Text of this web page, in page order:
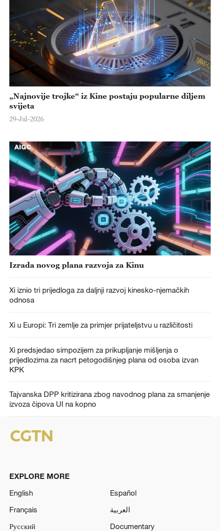
„Najnovije trojke“ iz Kine postaju popularne diljem
svijeta
29-Jul-2026
Izrada novog plana razvoja za Kinu
Xi iznio tri prijedloga za daljnji razvoj kinesko-njemačkih
odnosa
Xi u Europi: Tri zemlje za primjer prijateljstvu u različitosti
Xi predsjedao simpozijem za prikupljanje mišljenja o
prijedlozima za nacrt petogodišnjeg plana od osoba izvan
KPK
Tajvanska DPP kritizirana zbog navodnog plana za smanjenje
izvoza čipova UI na kopno
EXPLORE MORE
English
Español
Français
العربية
Русский
Documentary